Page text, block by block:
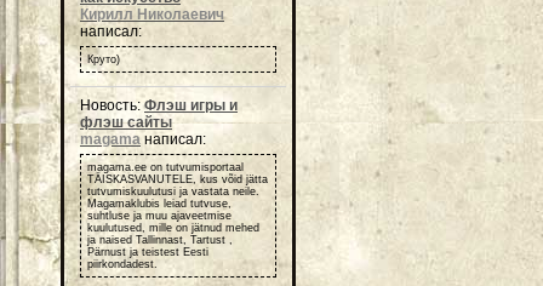
Кирилл Николаевич
написал:
Круто)
Новость:Флэш игры и
флэш сайты
magama написал:
magama.ee on tutvumisportaal
TÄISKASVANUTELE, kus võid jätta
tutvumiskuulutusi ja vastata neile.
Magamaklubis leiad tutvuse,
suhtluse ja muu ajaveetmise
kuulutused, mille on jätnud mehed
ja naised Tallinnast, Tartust ,
Pärnust ja teistest Eesti
piirkondadest.